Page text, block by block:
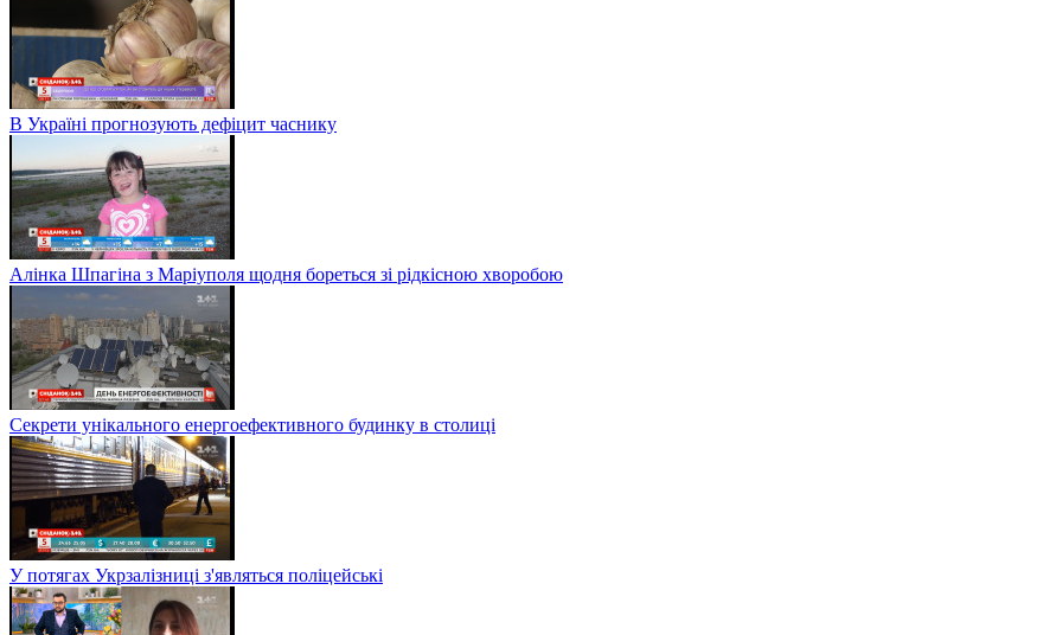
В Україні прогнозують дефіцит часнику
Алінка Шпагіна з Маріуполя щодня бореться зі рідкісною хворобою
Секрети унікального енергоефективного будинку в столиці
У потягах Укрзалізниці з'являться поліцейські